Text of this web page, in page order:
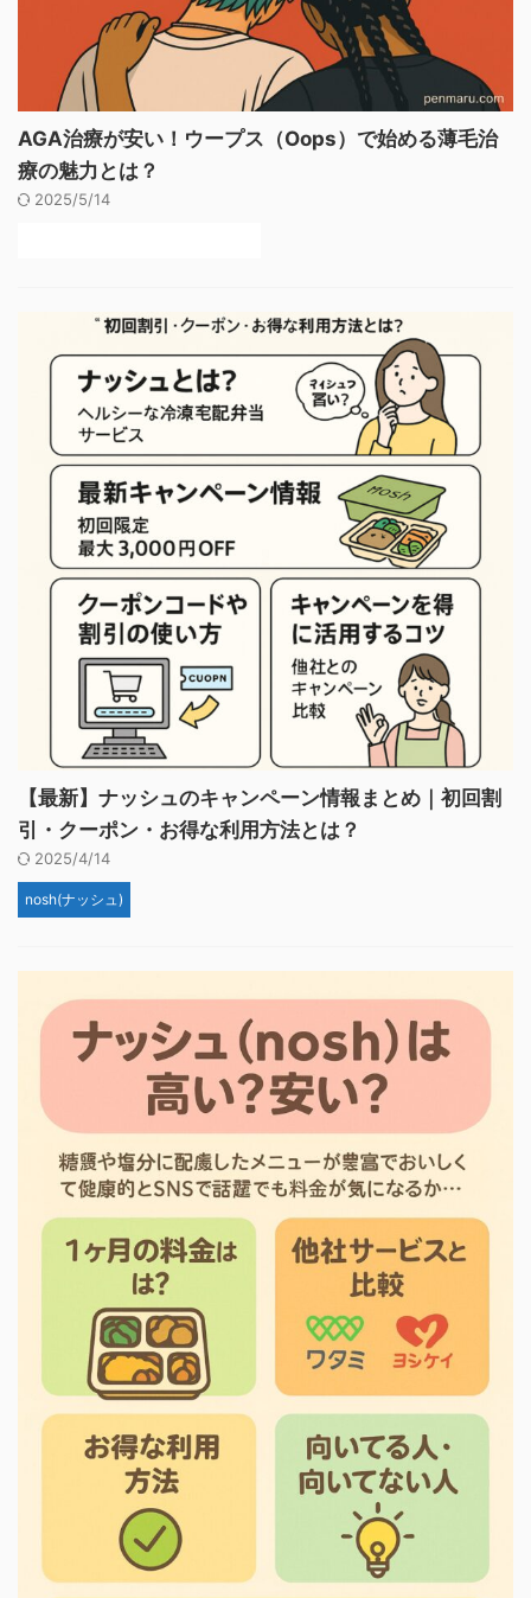
AGA治療が安い！ウープス（Oops）で始める薄毛治
療の魅力とは？
2025/5/14
【最新】ナッシュのキャンペーン情報まとめ｜初回割
引・クーポン・お得な利用方法とは？
2025/4/14
nosh(ナッシュ)